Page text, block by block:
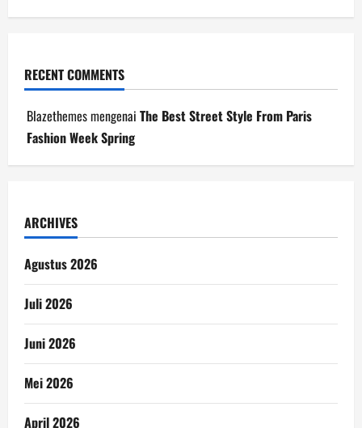
RECENT COMMENTS
Blazethemesmengenai The Best Street Style From Paris
Fashion Week Spring
ARCHIVES
Agustus 2026
Juli 2026
Juni 2026
Mei 2026
April 2026